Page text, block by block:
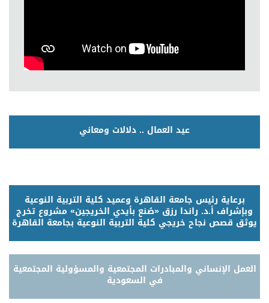
عيد العمال .. دلالات ومعاني
برعاية رئيس جامعة القاهرة وعميد كلية التربية النوعية
وبإشراف أ.د. راندا رزق «صُنع بأيدي الخريجين» مشروع تخرج
يوثق قصص نجاح خريجي كلية التربية النوعية بجامعة القاهرة
العمل الإنساني والمبادرات المجتمعية والمسؤولية المجتمعية
في السعودية